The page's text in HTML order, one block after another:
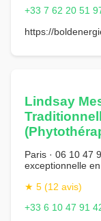
+33 7 62 20 51
https://
Lindsay
Paris · 06 10 47
exceptionnelle
★ 5 (12 avis)
+33 6 10 47 91